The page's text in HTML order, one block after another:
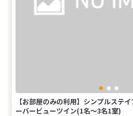
【お部屋のみの利用】シンプルステ
ーバービューツイン(1名～3名1室)